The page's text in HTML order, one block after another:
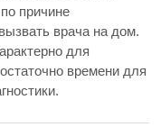
причине
врача на дом.
для
времени для